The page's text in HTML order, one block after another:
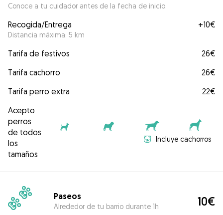
Conoce a tu cuidador antes de la fecha de inicio.
Recogida/Entrega
Distancia máxima: 5 km
+10€
Tarifa de festivos
26€
Tarifa cachorro
26€
Tarifa perro extra
22€
Acepto
perros
de todos
los
tamaños
Incluye cachorros
Paseos
Alrededor de tu barrio durante 1h 10€